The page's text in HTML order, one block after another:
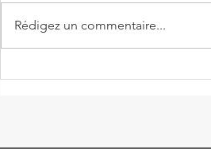
Rédigez un commentaire...